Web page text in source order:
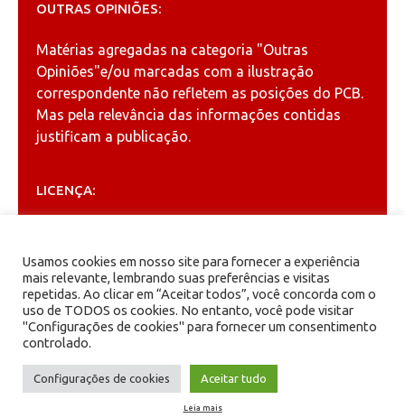
OUTRAS OPINIÕES:
Matérias agregadas na categoria "Outras
Opiniões"e/ou marcadas com a ilustração
correspondente não refletem as posições do PCB.
Mas pela relevância das informações contidas
justificam a publicação.
LICENÇA:
Creative Commons
ARQUIVOS
Arquivos
Usamos cookies em nosso site para fornecer a experiência
mais relevante, lembrando suas preferências e visitas
repetidas. Ao clicar em “Aceitar todos”, você concorda com o
uso de TODOS os cookies. No entanto, você pode visitar
"Configurações de cookies" para fornecer um consentimento
controlado.
Configurações de cookies Aceitar tudo
Leia mais